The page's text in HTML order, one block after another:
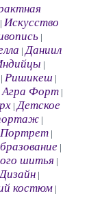
Искусство
|Даниил
|Ришикеш
Агра Форт|
|Детское
|
Портрет|
|
шитья
|
костюм